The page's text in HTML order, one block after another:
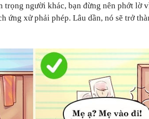
người khác, bạn đừng nên phớt lờ
ứng xử phải phép. Lâu dần, nó sẽ trở